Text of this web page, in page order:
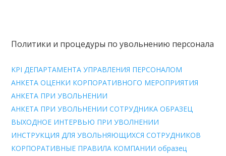
Политики и процедуры по увольнению персонала
KPI ДЕПАРТАМЕНТА УПРАВЛЕНИЯ ПЕРСОНАЛОМ
АНКЕТА ОЦЕНКИ КОРПОРАТИВНОГО МЕРОПРИЯТИЯ
АНКЕТА ПРИ УВОЛЬНЕНИИ
АНКЕТА ПРИ УВОЛЬНЕНИИ СОТРУДНИКА ОБРАЗЕЦ
ВЫХОДНОЕ ИНТЕРВЬЮ ПРИ УВОЛНЕНИИ
ИНСТРУКЦИЯ ДЛЯ УВОЛЬНЯЮЩИХСЯ СОТРУДНИКОВ
КОРПОРАТИВНЫЕ ПРАВИЛА КОМПАНИИ образец